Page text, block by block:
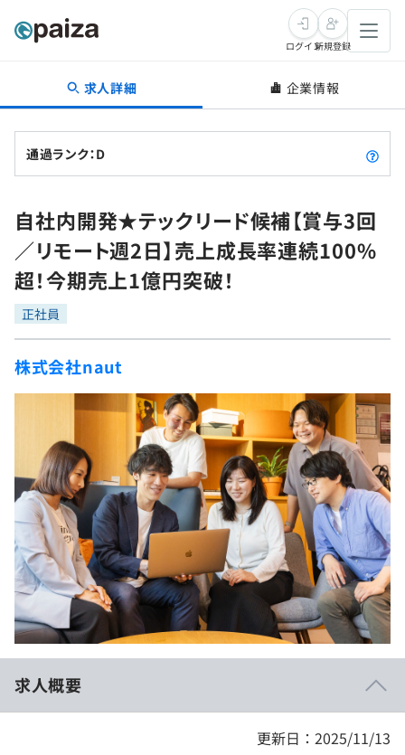
転職・キャリア
転職成功ガイド
転職エージェント
インタビュー
転職成功ガイド
新卒就活
求人検索
本選考
インターン
新卒エージェント
インタビュー
就活成功ガイド
学習
問題集
4択課題
リファレンス
プラン
個人向けプラン
法人向けプラン
学校向けプラン
契約内容・クーポン
プログラミング言語
再チャレンジ結果一覧
ゲーム・マンガ
Tech Team Journal
paiza times
note
paizaとは？
ログイン新規登録
求人詳細 企業情報
通過ランク：D
自社内開発★テックリード候補【賞与3回
／リモート週2日】売上成長率連続100%
超！今期売上1億円突破！
正社員
株式会社naut
求人概要
更新日：2025/11/13